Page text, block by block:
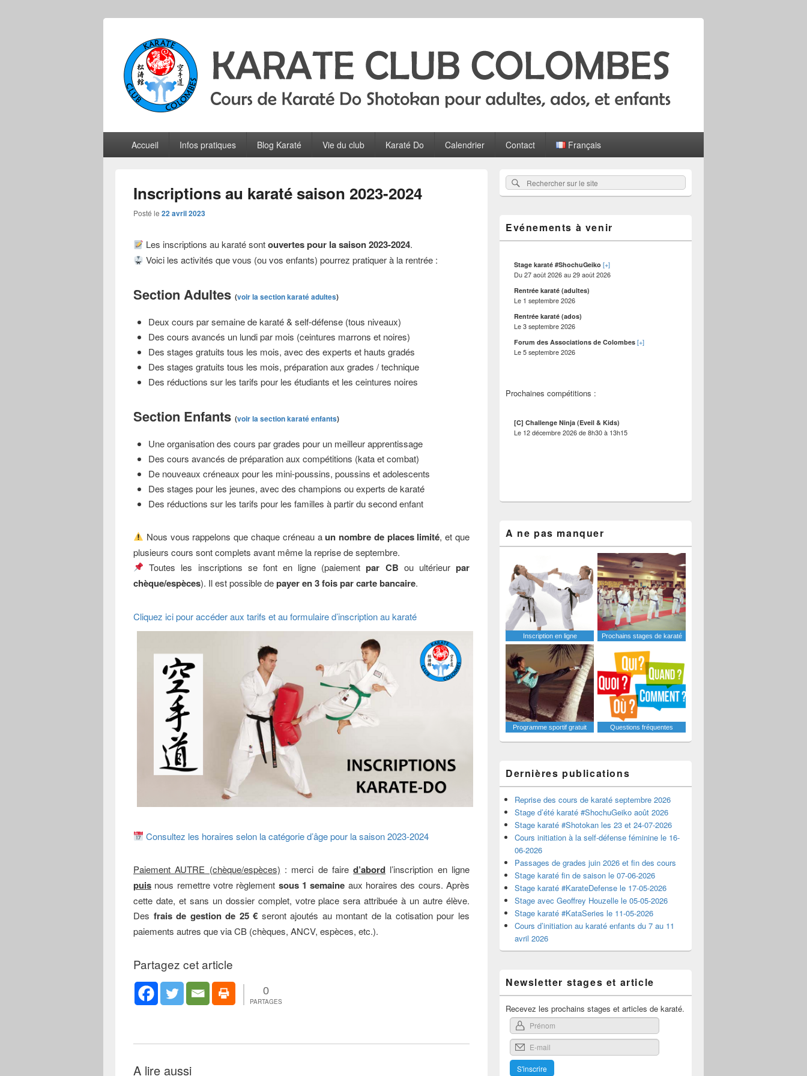
Karate Club Colombes
principalAccueil Infos pratiques Blog Karaté Vie du club Karaté Do Calendrier Contact Français
Inscriptions au karaté saison 2023-2024
Posté le 22 avril 2023
Les inscriptions au karaté sontouvertes pour la saison 2023-2024.
Voici les activités que vous (ou vos enfants) pourrez pratiquer à la rentrée :
Section Adultes (voir la section karaté adultes)
Deux cours par semaine de karaté & self-défense (tous niveaux)
Des cours avancés un lundi par mois (ceintures marrons et noires)
Des stages gratuits tous les mois, avec des experts et hauts gradés
Des stages gratuits tous les mois, préparation aux grades / technique
Des réductions sur les tarifs pour les étudiants et les ceintures noires
Section Enfants (voir la section karaté enfants)
Une organisation des cours par grades pour un meilleur apprentissage
Des cours avancés de préparation aux compétitions (kata et combat)
De nouveaux créneaux pour les mini-poussins, poussins et adolescents
Des stages pour les jeunes, avec des champions ou experts de karaté
Des réductions sur les tarifs pour les familles à partir du second enfant
Nous vous rappelons que chaque créneau aun nombre de places limité, et que
plusieurs cours sont complets avant même la reprise de septembre.
Toutes les inscriptions se font en ligne (paiementpar CB ou ultérieurpar
chèque/espèces). Il est possible depayer en 3 fois par carte bancaire.
Cliquez ici pour accéder aux tarifs et au formulaire d’inscription au karaté
Consultez les horaires selon la catégorie d’âge pour la saison 2023-2024
Paiement AUTRE (chèque/espèces) : merci de faired’abord l’inscription en ligne
puis nous remettre votre règlement sous 1 semaine aux horaires des cours. Après
cette date, et sans un dossier complet, votre place sera attribuée à un autre élève.
Des frais de gestion de 25 € seront ajoutés au montant de la cotisation pour les
paiements autres que via CB (chèques, ANCV, espèces, etc.).
Partagez cet article
0
PARTAGES
A lire aussi
Zone
principale
de
barre
Rechercher :
Rechercher
sur
site
Evénements à venir
Stage karaté #ShochuGeiko [+]
Du27 août 2026au29 août 2026
Rentrée karaté (adultes)
Le 1 septembre 2026
Rentrée karaté (ados)
Le3 septembre 2026
Forum des Associations de Colombes [+]
Le5 septembre 2026
Prochaines compétitions :
[C] Challenge Ninja (Eveil & Kids)
Le 12 décembre 2026de8h30à 13h15
A ne pas manquer
Inscription en ligne Prochains stages de karaté
Programme sportif gratuit Questions fréquentes
Dernières publications
Reprise des cours de karaté septembre 2026
Stage d’été karaté #ShochuGeiko août 2026
Stage karaté #Shotokan les 23 et 24-07-2026
Cours initiation à la self-défense féminine le 16-
06-2026
Passages de grades juin 2026 et fin des cours
Stage karaté fin de saison le 07-06-2026
Stage karaté #KarateDefense le 17-05-2026
Stage avec Geoffrey Houzelle le 05-05-2026
Stage karaté #KataSeries le 11-05-2026
Cours d’initiation au karaté enfants du 7 au 11
avril 2026
Newsletter stages et article
Recevez les prochains stages et articles de karaté.